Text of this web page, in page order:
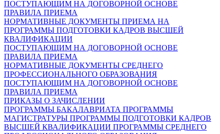
ПОСТУПАЮЩИМ НА ДОГОВОРНОЙ ОСНОВЕ
ПРАВИЛА ПРИЕМА
НОРМАТИВНЫЕ ДОКУМЕНТЫ ПРИЕМА НА
ПРОГРАММЫ ПОДГОТОВКИ КАДРОВ ВЫСШЕЙ
КВАЛИФИКАЦИИ
ПОСТУПАЮЩИМ НА ДОГОВОРНОЙ ОСНОВЕ
ПРАВИЛА ПРИЕМА
НОРМАТИВНЫЕ ДОКУМЕНТЫ СРЕДНЕГО
ПРОФЕССИОНАЛЬНОГО ОБРАЗОВАНИЯ
ПОСТУПАЮЩИМ НА ДОГОВОРНОЙ ОСНОВЕ
ПРАВИЛА ПРИЕМА
ПРИКАЗЫ О ЗАЧИСЛЕНИИ
ПРОГРАММЫ БАКАЛАВРИАТА ПРОГРАММЫ
МАГИСТРАТУРЫ ПРОГРАММЫ ПОДГОТОВКИ КАДРОВ
ВЫСШЕЙ КВАЛИФИКАЦИИ ПРОГРАММЫ СРЕДНЕГО